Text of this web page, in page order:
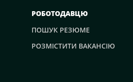
РОБОТОДАВЦЮ
ПОШУК РЕЗЮМЕ
РОЗМІСТИТИ ВАКАНСІЮ